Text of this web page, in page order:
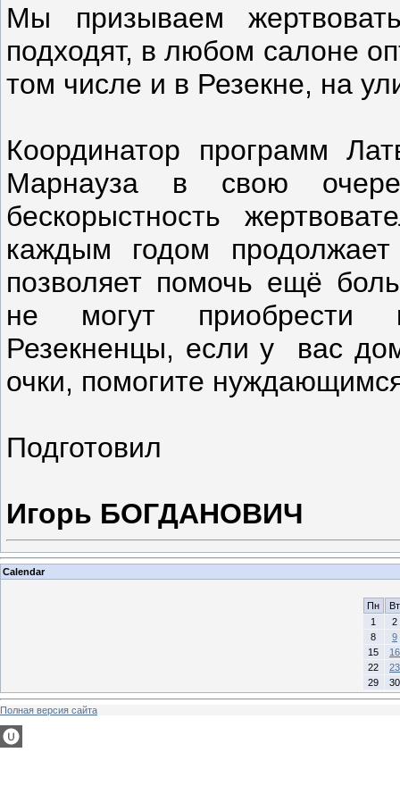
Мы призываем
подходят, в любом салоне
том числе и в Резекне, на
Координатор программ
Марнауза в свою
бескорыстность
каждым годом
позволяет помочь ещё
не могут приобрести
Резекненцы, если у вас
очки, помогите
Подготовил
Игорь БОГДАНОВИЧ
Calendar
Пн
Вт
1
2
8
9
15
16
22
23
29
30
Полная версия сайта